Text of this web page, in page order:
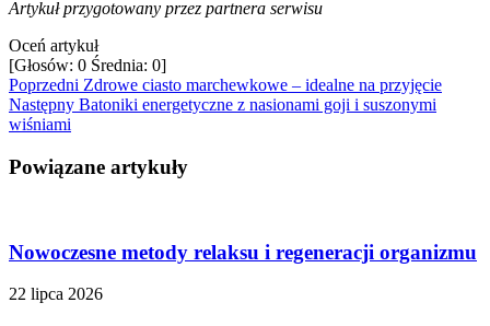
Artykuł przygotowany przez partnera serwisu
Oceń artykuł
[Głosów: 0 Średnia: 0]
Poprzedni Zdrowe ciasto marchewkowe – idealne na przyjęcie
Następny Batoniki energetyczne z nasionami goji i suszonymi
wiśniami
Powiązane artykuły
Nowoczesne metody relaksu i regeneracji organizmu
22 lipca 2026